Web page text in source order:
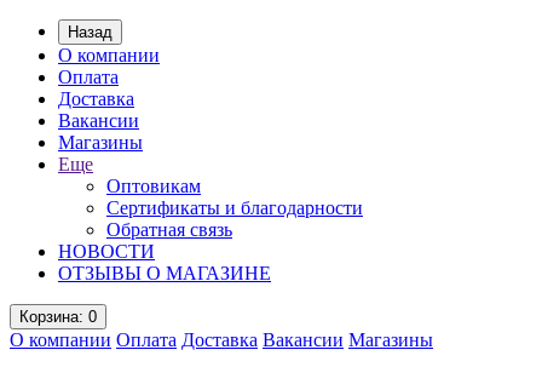
Назад
О компании
Оплата
Доставка
Вакансии
Магазины
Еще
Оптовикам
Сертификаты и благодарности
Обратная связь
НОВОСТИ
ОТЗЫВЫ О МАГАЗИНЕ
Корзина: 0
О компании Оплата Доставка Вакансии Магазины